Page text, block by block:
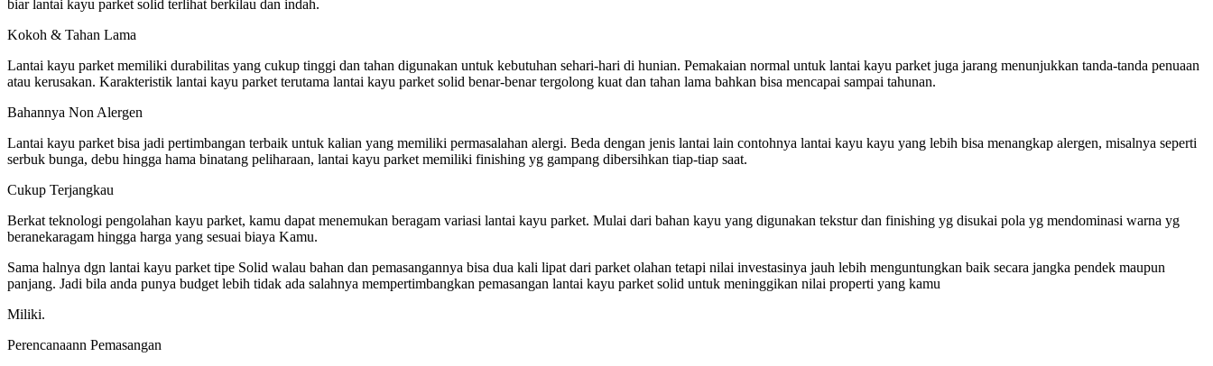
biar lantai kayu parket solid terlihat berkilau dan indah.
Kokoh & Tahan Lama
Lantai kayu parket memiliki durabilitas yang cukup tinggi dan tahan digunakan untuk kebutuhan sehari-hari di hunian. Pemakaian normal untuk lantai kayu parket juga jarang menunjukkan tanda-tanda penuaan
atau kerusakan. Karakteristik lantai kayu parket terutama lantai kayu parket solid benar-benar tergolong kuat dan tahan lama bahkan bisa mencapai sampai tahunan.
Bahannya Non Alergen
Lantai kayu parket bisa jadi pertimbangan terbaik untuk kalian yang memiliki permasalahan alergi. Beda dengan jenis lantai lain contohnya lantai kayu kayu yang lebih bisa menangkap alergen, misalnya seperti
serbuk bunga, debu hingga hama binatang peliharaan, lantai kayu parket memiliki finishing yg gampang dibersihkan tiap-tiap saat.
Cukup Terjangkau
Berkat teknologi pengolahan kayu parket, kamu dapat menemukan beragam variasi lantai kayu parket. Mulai dari bahan kayu yang digunakan tekstur dan finishing yg disukai pola yg mendominasi warna yg
beranekaragam hingga harga yang sesuai biaya Kamu.
Sama halnya dgn lantai kayu parket tipe Solid walau bahan dan pemasangannya bisa dua kali lipat dari parket olahan tetapi nilai investasinya jauh lebih menguntungkan baik secara jangka pendek maupun
panjang. Jadi bila anda punya budget lebih tidak ada salahnya mempertimbangkan pemasangan lantai kayu parket solid untuk meninggikan nilai properti yang kamu
Miliki.
Perencanaann Pemasangan